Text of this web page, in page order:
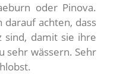
oder Pinova.
achten, dass
sind, damit sie ihre
sehr wässern. Sehr